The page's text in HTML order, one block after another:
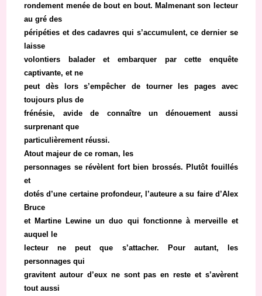
rondement menée de bout en bout. Malmenant son lecteur
au gré des
péripéties et des cadavres qui s’accumulent, ce dernier se
laisse
volontiers balader et embarquer par cette enquête
captivante, et ne
peut dès lors s’empêcher de tourner les pages avec
toujours plus de
frénésie, avide de connaître un dénouement aussi
surprenant que
particulièrement réussi.
Atout majeur de ce roman, les
personnages se révèlent fort bien brossés. Plutôt fouillés
et
dotés d’une certaine profondeur, l’auteure a su faire d’Alex
Bruce
et Martine Lewine un duo qui fonctionne à merveille et
auquel le
lecteur ne peut que s’attacher. Pour autant, les
personnages qui
gravitent autour d’eux ne sont pas en reste et s’avèrent
tout aussi